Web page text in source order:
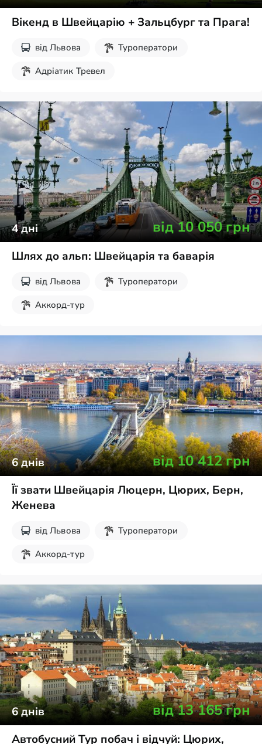
Вікенд в Швейцарію + Зальцбург та Прага!
від Львова
Туроператори
Адріатик Тревел
Екскурсії на вихідні
4дні від10 050грн
Шлях до альп: Швейцарія та баварія
від Львова
Туроператори
Аккорд-тур
6днів від10 412грн
Її звати Швейцарія Люцерн, Цюрих, Берн,
Женева
від Львова
Туроператори
Аккорд-тур
6днів від13 165грн
Автобусний Тур побач і відчуй: Цюрих,